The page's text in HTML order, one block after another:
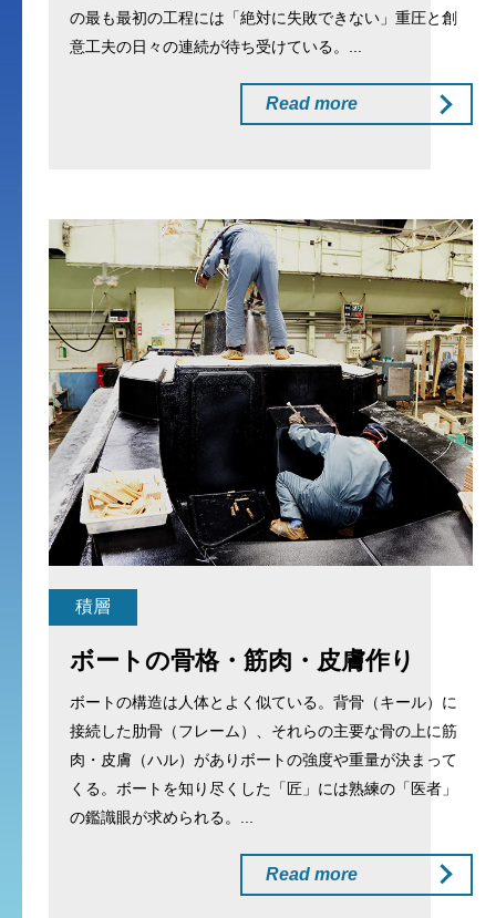
の最も最初の工程には「絶対に失敗できない」重圧と創
意工夫の日々の連続が待ち受けている。...
Read more
積層
ボートの骨格・筋肉・皮膚作り
ボートの構造は人体とよく似ている。背骨（キール）に
接続した肋骨（フレーム）、それらの主要な骨の上に筋
肉・皮膚（ハル）がありボートの強度や重量が決まって
くる。ボートを知り尽くした「匠」には熟練の「医者」
の鑑識眼が求められる。...
Read more